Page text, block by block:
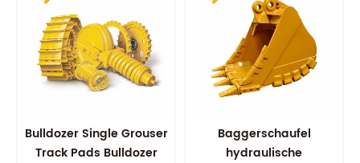
Bulldozer Single Grouser
Track Pads Bulldozer
Baggerschaufel
hydraulische